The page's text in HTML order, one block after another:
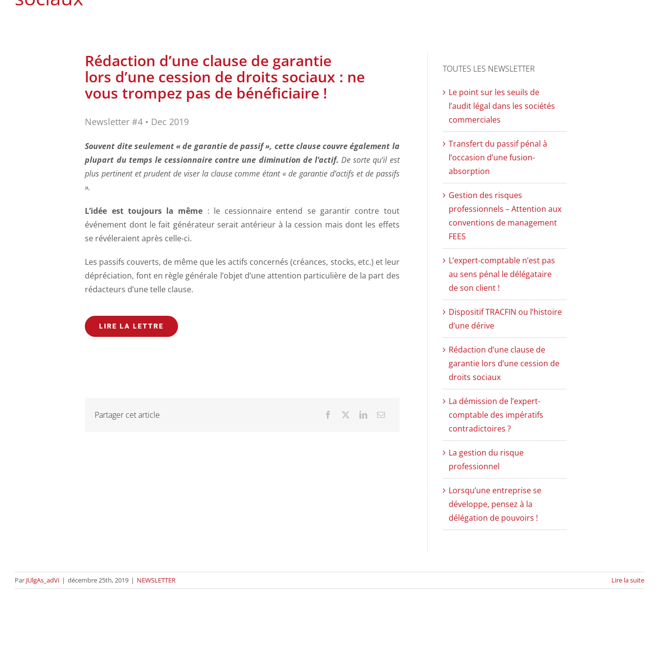
Rédaction d’une clause de garantie
lors d’une cession de droits sociaux : ne
vous trompez pas de bénéficiaire !
Newsletter #4 • Dec 2019
Souvent dite seulement « de garantie de passif », cette clause couvre également la
plupart du temps le cessionnaire contre une diminution de l’actif. De sorte qu’il est
plus pertinent et prudent de viser la clause comme étant « de garantie d’actifs et de passifs
».
L’idée est toujours la même : le cessionnaire entend se garantir contre tout
événement dont le fait générateur serait antérieur à la cession mais dont les effets
se révéleraient après celle-ci.
Les passifs couverts, de même que les actifs concernés (créances, stocks, etc.) et leur
dépréciation, font en règle générale l’objet d’une attention particulière de la part des
rédacteurs d’une telle clause.
LIRE LA LETTRE
Partager cet article
TOUTES LES NEWSLETTER
Le point sur les seuils de
l’audit légal dans les sociétés
commerciales
Transfert du passif pénal à
l’occasion d’une fusion-
absorption
Gestion des risques
professionnels – Attention aux
conventions de management
FEES
L’expert-comptable n’est pas
au sens pénal le délégataire
de son client !
Dispositif TRACFIN ou l’histoire
d’une dérive
Rédaction d’une clause de
garantie lors d’une cession de
droits sociaux
La démission de l’expert-
comptable des impératifs
contradictoires ?
La gestion du risque
professionnel
Lorsqu’une entreprise se
développe, pensez à la
délégation de pouvoirs !
Par JUlgAs_adVi | décembre 25th, 2019 | NEWSLETTER Lire la suite